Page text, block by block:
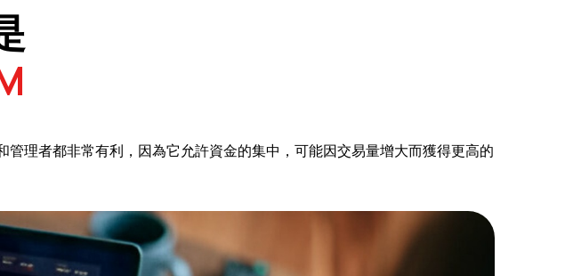
理者都非常有利，因為它允許資金的集中，可能因交易量增大而獲得更高的